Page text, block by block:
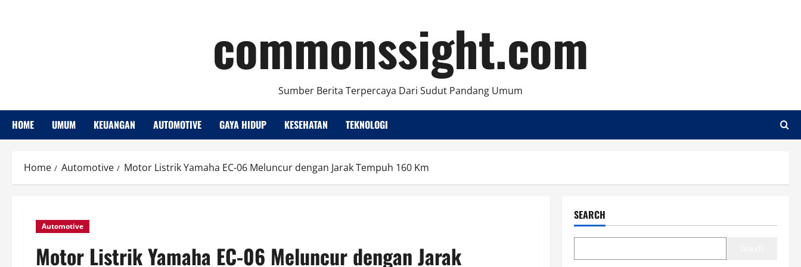
commonssight.com
Sumber Berita Terpercaya Dari Sudut Pandang Umum
HOME UMUM KEUANGAN AUTOMOTIVE GAYA HIDUP KESEHATAN TEKNOLOGI
Home Automotive Motor Listrik Yamaha EC-06 Meluncur dengan Jarak Tempuh 160 Km
Automotive
Motor Listrik Yamaha EC-06 Meluncur dengan Jarak
SEARCH